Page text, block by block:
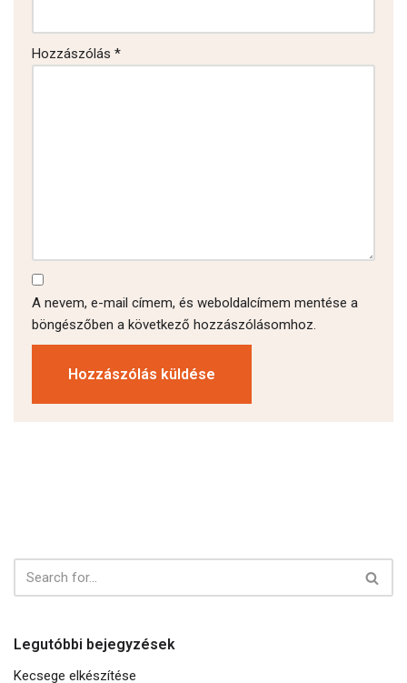
Hozzászólás *
A nevem, e-mail címem, és weboldalcímem mentése a
böngészőben a következő hozzászólásomhoz.
Legutóbbi bejegyzések
Kecsege elkészítése